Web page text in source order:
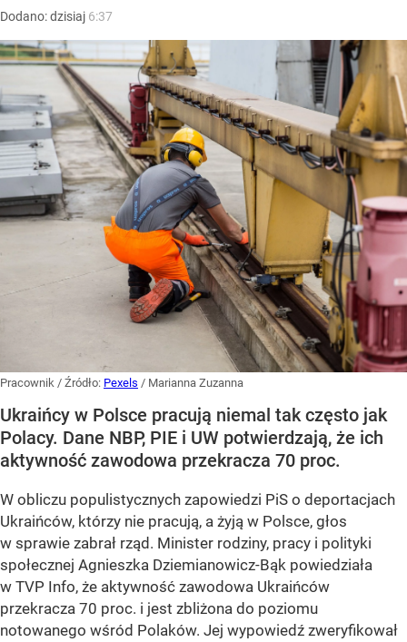
Dodano:dzisiaj 6:37
Pracownik / Źródło: Pexels / Marianna Zuzanna
Ukraińcy w Polsce pracują niemal tak często jak
Polacy. Dane NBP, PIE i UW potwierdzają, że ich
aktywność zawodowa przekracza 70 proc.
W obliczu populistycznych zapowiedzi PiS o deportacjach
Ukraińców, którzy nie pracują, a żyją w Polsce, głos
w sprawie zabrał rząd. Minister rodziny, pracy i polityki
społecznej Agnieszka Dziemianowicz-Bąk powiedziała
w TVP Info, że aktywność zawodowa Ukraińców
przekracza 70 proc. i jest zbliżona do poziomu
notowanego wśród Polaków. Jej wypowiedź zweryfikował